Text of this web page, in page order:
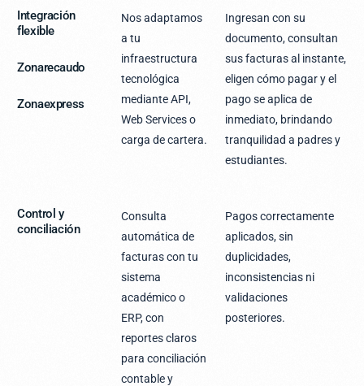
Integración
flexible
Zonarecaudo
Zonaexpress
Nos adaptamos
a tu
infraestructura
tecnológica
mediante API,
Web Services o
carga de cartera.
Ingresan con su
documento, consultan
sus facturas al instante,
eligen cómo pagar y el
pago se aplica de
inmediato, brindando
tranquilidad a padres y
estudiantes.
Control y
conciliación
Consulta
automática de
facturas con tu
sistema
académico o
ERP, con
reportes claros
para conciliación
contable y
Pagos correctamente
aplicados, sin
duplicidades,
inconsistencias ni
validaciones
posteriores.